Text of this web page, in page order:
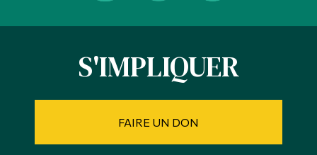
S'IMPLIQUER
FAIRE UN DON